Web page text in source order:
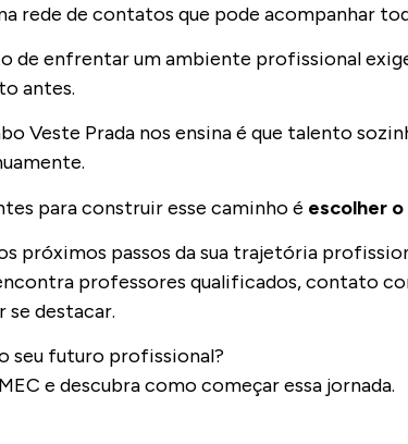
rede de contatos que pode acompanhar
de enfrentar um ambiente profissional
antes.
Veste Prada nos ensina é que talento
para construir esse caminho é escolher
próximos passos da sua trajetória
professores qualificados, contato
se destacar.
seu futuro profissional?
e descubra como começar essa jornada.